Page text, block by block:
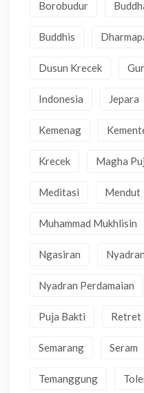
Borobudur
Buddhis
Dusun Krecek
Indonesia Jepara
Kemenag
Krecek Magha
Meditasi Mendut
Muhammad Mukhlisin
Ngasiran Nyadran
Nyadran Perdamaian
Puja Bakti Retret
Semarang Seram
Temanggung